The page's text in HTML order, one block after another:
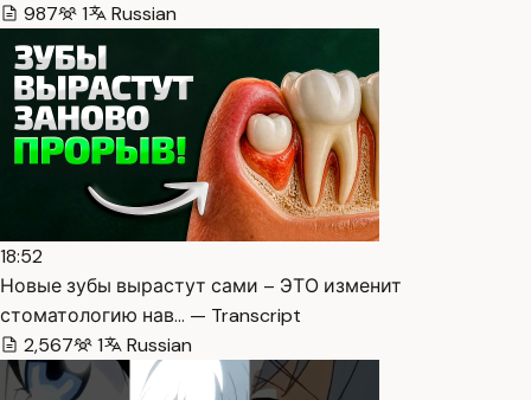
987 1 Russian
18:52
Новые зубы вырастут сами – ЭТО изменит
стоматологию нав… — Transcript
2,567
1 Russian